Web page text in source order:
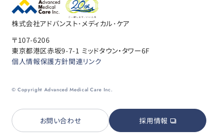
お問い合わせ 採用情報
株式会社アドバンスト･メディカル･ケア
〒107-6206
東京都港区赤坂9-7-1 ミッドタウン・タワー6F
個人情報保護方針関連リンク
© Copyright Advanced Medical Care Inc.